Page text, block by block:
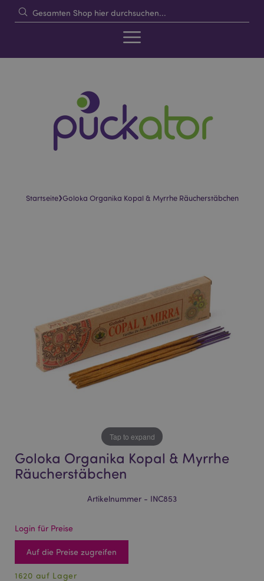
Startseite›Goloka Organika Kopal & Myrrhe Räucherstäbchen
Tap to expand
Goloka Organika Kopal & Myrrhe
Räucherstäbchen
Artikelnummer - INC853
Login für Preise
Auf die Preise zugreifen
1620 auf Lager